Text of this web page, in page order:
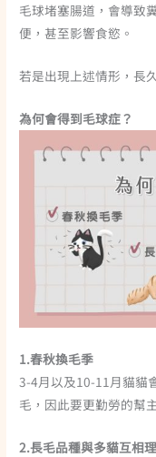
毛球堵塞腸道，會導致
便，甚至影響食慾。
若是出現上述情形，長
為何會得到毛球症？
1.春秋換毛季
3-4月以及10-11月貓貓
毛，因此要更勤勞的幫
2.長毛品種與多貓互相